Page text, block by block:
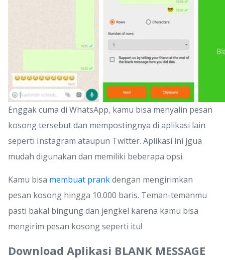
Enggak cuma di WhatsApp, kamu bisa menyalin pesan
kosong tersebut dan mempostingnya di aplikasi lain
seperti Instagram ataupun Twitter. Aplikasi ini jgua
mudah digunakan dan memiliki beberapa opsi.
Kamu bisa membuat prankdengan mengirimkan
pesan kosong hingga 10.000 baris. Teman-temanmu
pasti bakal bingung dan jengkel karena kamu bisa
mengirim pesan kosong seperti itu!
Download Aplikasi BLANK MESSAGE